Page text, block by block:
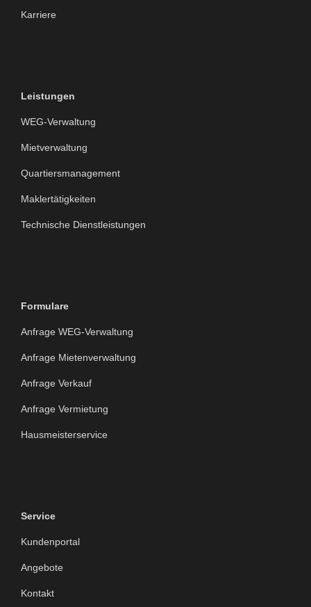
Karriere
Leistungen
WEG-Verwaltung
Mietverwaltung
Quartiersmanagement
Maklertätigkeiten
Technische Dienstleistungen
Formulare
Anfrage WEG-Verwaltung
Anfrage Mietenverwaltung
Anfrage Verkauf
Anfrage Vermietung
Hausmeisterservice
Service
Kundenportal
Angebote
Kontakt